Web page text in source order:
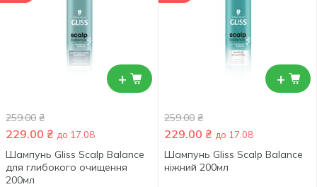
+
259.00 ₴
229.00 ₴ до 17.08
Шампунь Gliss Scalp Balance
для глибокого очищення
200мл
+
259.00 ₴
229.00 ₴ до 17.08
Шампунь Gliss Scalp Balance
ніжний 200мл